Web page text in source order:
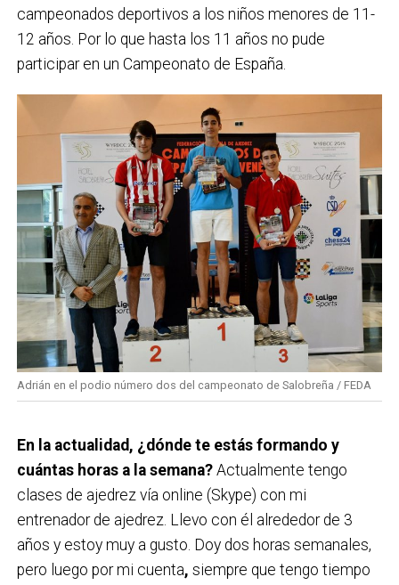
campeonados deportivos a los niños menores de 11-
12 años. Por lo que hasta los 11 años no pude
participar en un Campeonato de España.
Adrián en el podio número dos del campeonato de Salobreña / FEDA
En la actualidad, ¿dónde te estás formando y
cuántas horas a la semana?Actualmente tengo
clases de ajedrez vía online (Skype) con mi
entrenador de ajedrez. Llevo con él alrededor de 3
años y estoy muy a gusto. Doy dos horas semanales,
pero luego por mi cuenta, siempre que tengo tiempo